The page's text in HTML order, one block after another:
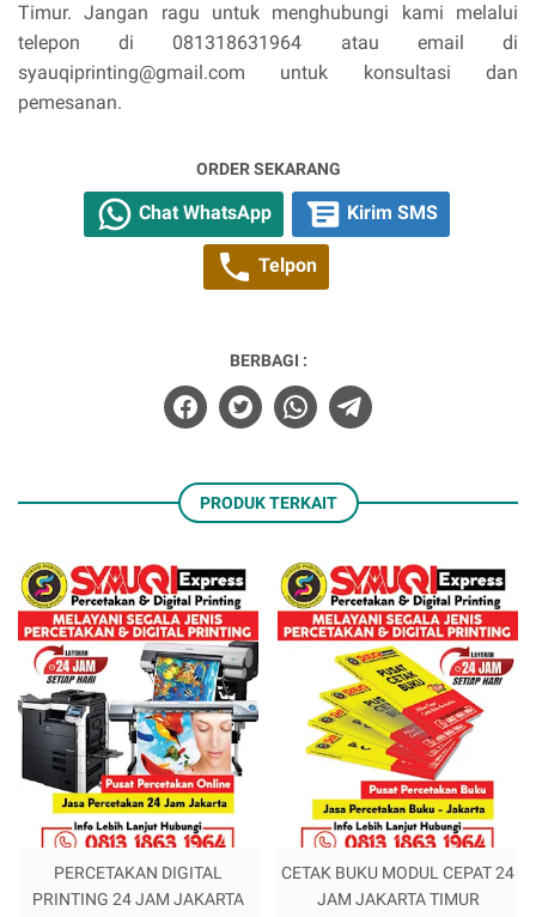
Timur. Jangan ragu untuk menghubungi kami melalui
telepon di 081318631964 atau email di
syauqiprinting@gmail.com untuk konsultasi dan
pemesanan.
ORDER SEKARANG
Chat WhatsApp Kirim SMS
Telpon
BERBAGI :
PRODUK TERKAIT
PERCETAKAN DIGITAL
PRINTING 24 JAM JAKARTA
CETAK BUKU MODUL CEPAT 24
JAM JAKARTA TIMUR